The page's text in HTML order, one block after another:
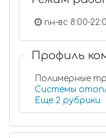
пн-вс 8:00-
Профиль
Полимерные
Системы
Еще 2 рубрики